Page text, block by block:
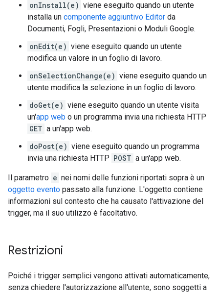
onInstall(e) viene eseguito quando un utente
installa un componente aggiuntivo Editor da
Documenti, Fogli, Presentazioni o Moduli Google.
onEdit(e) viene eseguito quando un utente
modifica un valore in un foglio di lavoro.
onSelectionChange(e) viene eseguito quando un
utente modifica la selezione in un foglio di lavoro.
doGet(e) viene eseguito quando un utente visita
un'app web o un programma invia una richiesta HTTP
GET a un'app web.
doPost(e) viene eseguito quando un programma
invia una richiesta HTTP POST a un'app web.
Il parametro e nei nomi delle funzioni riportati sopra è un
oggetto evento passato alla funzione. L'oggetto contiene
informazioni sul contesto che ha causato l'attivazione del
trigger, ma il suo utilizzo è facoltativo.
Restrizioni
Poiché i trigger semplici vengono attivati automaticamente,
senza chiedere l'autorizzazione all'utente, sono soggetti a